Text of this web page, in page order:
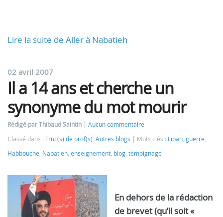
Lire la suite de Aller à Nabatieh
02 avril 2007
Il a 14 ans et cherche un
synonyme du mot mourir
Rédigé par Thibaud Saintin
Aucun commentaire
Classé dans : Truc(s) de prof(s), Autres blogs Mots clés : Liban, guerre,
Habbouche, Nabatieh, enseignement, blog, témoignage
En dehors de la rédaction
de brevet (qu’il soit «